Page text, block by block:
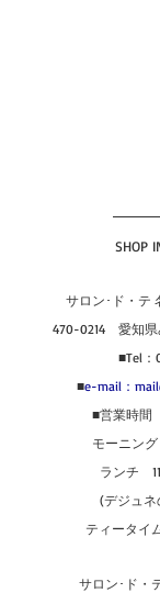
SHOP
サロン･ド・テ
470-0214　愛知
■Tel：
■e-mail：
■営業時間
モーニン
ランチ　
(デジュネ
ティータイ
サロン･ド・